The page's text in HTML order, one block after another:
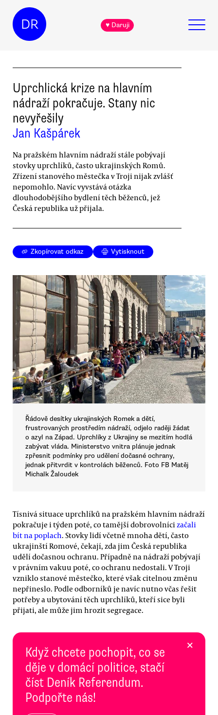
DR ♥ Daruji
Uprchlická krize na hlavním
nádraží pokračuje. Stany nic
nevyřešily
Jan Kašpárek
Na pražském hlavním nádraží stále pobývají
stovky uprchlíků, často ukrajinských Romů.
Zřízení stanového městečka v Troji nijak zvlášť
nepomohlo. Navíc vyvstává otázka
dlouhodobějšího bydlení těch běženců, jež
Česká republika už přijala.
Zkopírovat odkaz Vytisknout
Řádově desítky ukrajinských Romek a dětí,
frustrovaných prostředím nádraží, odjelo raději žádat
o azyl na Západ. Uprchlíky z Ukrajiny se mezitím hodlá
zabývat vláda. Ministerstvo vnitra plánuje jednak
zpřesnit podmínky pro udělení dočasné ochrany,
jednak přitvrdit v kontrolách běženců. Foto FB Matěj
Michalk Žaloudek
Tísnivá situace uprchlíků na pražském hlavním nádraží
pokračuje i týden poté, co tamější dobrovolnícizačali
bít na poplach. Stovky lidí včetně mnoha dětí, často
ukrajinští Romové, čekají, zda jim Česká republika
udělí dočasnou ochranu. Případně na nádraží pobývají
v právním vakuu poté, co ochranu nedostali. V Troji
vzniklo stanové městečko, které však citelnou změnu
nepřineslo. Podle odborníků je navíc nutno včas řešit
potřeby a ubytování těch uprchlíků, kteří sice byli
přijati, ale může jim hrozit segregace.
Když chcete pochopit, co se
děje v domácí politice, stačí
číst Deník Referendum.
Podpořte nás!
×